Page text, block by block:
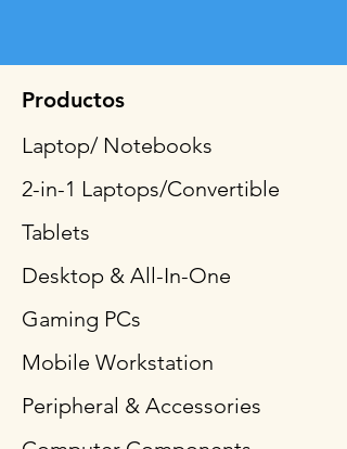
Productos
Laptop/ Notebooks
2-in-1 Laptops/Convertible
Tablets
Desktop & All-In-One
Gaming PCs
Mobile Workstation
Peripheral & Accessories